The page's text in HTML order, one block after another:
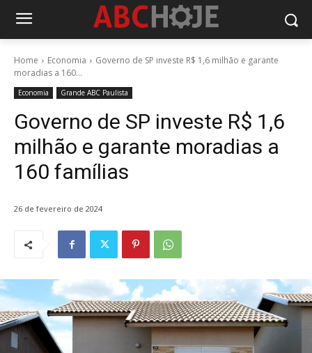
Home Economia
Governo de SP investe R$ 1,6 milhão e garante
moradias a 160...
Economia Grande ABC Paulista
Governo de SP investe R$ 1,6
milhão e garante moradias a
160 famílias
26 de fevereiro de 2024